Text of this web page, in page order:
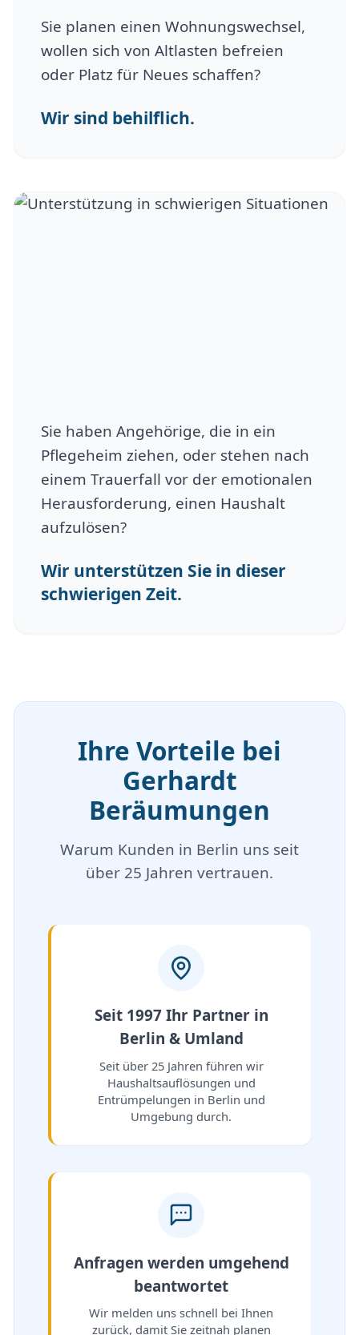
Sie planen einen Wohnungswechsel,
wollen sich von Altlasten befreien
oder Platz für Neues schaffen?
Wir sind behilflich.
Sie haben Angehörige, die in ein
Pflegeheim ziehen, oder stehen nach
einem Trauerfall vor der emotionalen
Herausforderung, einen Haushalt
aufzulösen?
Wir unterstützen Sie in dieser
schwierigen Zeit.
Ihre Vorteile bei
Gerhardt
Beräumungen
Warum Kunden in Berlin uns seit
über 25 Jahren vertrauen.
Seit 1997 Ihr Partner in
Berlin & Umland
Seit über 25 Jahren führen wir
Haushaltsauflösungen und
Entrümpelungen in Berlin und
Umgebung durch.
Anfragen werden umgehend
beantwortet
Wir melden uns schnell bei Ihnen
zurück, damit Sie zeitnah planen